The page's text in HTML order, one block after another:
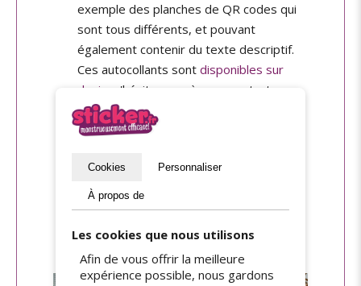
exemple des planches de QR codes qui
sont tous différents, et pouvant
également contenir du texte descriptif.
Ces autocollants sont disponibles sur
devis
, n'hésitez pas à nous contacter
pour nous présenter votre projet.
Pour les expositions en intérieur ou
vinyle haute-adhérenceavec option de
pelliculage mat pour une meilleure
lisibilité et une durabilité optimale.
Cookies Personnaliser
À propos de
Les cookies que nous utilisons
Afin de vous offrir la meilleure
expérience possible, nous gardons